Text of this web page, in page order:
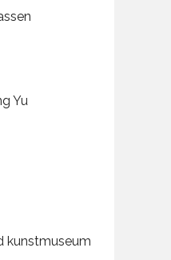
Yu
kunstmuseum